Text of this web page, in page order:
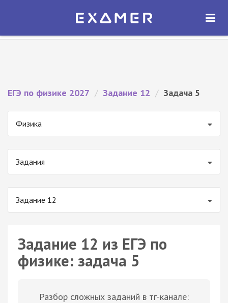
Экзамер — ЕГЭ 2027
ОТКРЫТЬ
ЕГЭ по физике 2027 / Задание 12 / Задача 5
Физика
Задания
Задание 12
Задание 12 из ЕГЭ по
физике: задача 5
Разбор сложных заданий в тг-канале: